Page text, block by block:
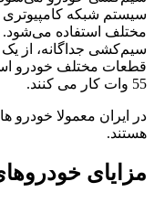
سیستم شبکه کامپیوتری
مختلف استفاده می‌شود.
سیم‌کشی جداگانه، از یک
قطعات مختلف خودرو
55 وات کار می کنند.
هستند.
مزایای